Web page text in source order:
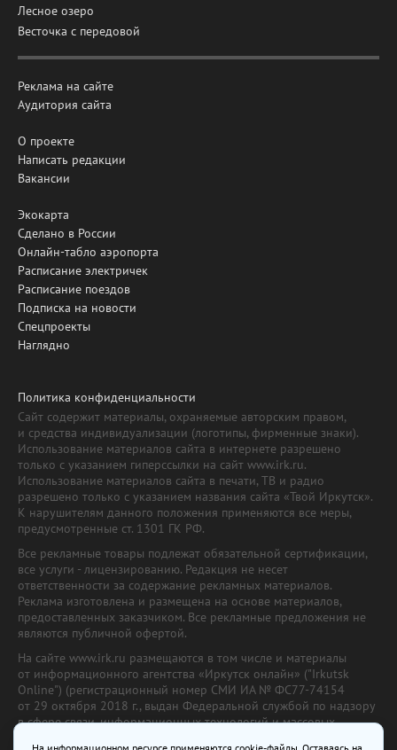
Лесное озеро
Весточка с передовой
Реклама на сайте
Аудитория сайта
О проекте
Написать редакции
Вакансии
Экокарта
Сделано в России
Онлайн-табло аэропорта
Расписание электричек
Расписание поездов
Подписка на новости
Спецпроекты
Наглядно
Политика конфиденциальности
Сайт содержит материалы, охраняемые авторским правом,
и средства индивидуализации (логотипы, фирменные знаки).
Использование материалов сайта в интернете разрешено
только с указанием гиперссылки на сайт www.irk.ru.
Использование материалов сайта в печати, ТВ и радио
разрешено только с указанием названия сайта «Твой Иркутск».
К нарушителям данного положения применяются все меры,
предусмотренные ст. 1301 ГК РФ.
Все рекламные товары подлежат обязательной сертификации,
все услуги - лицензированию. Редакция не несет
ответственности за содержание рекламных материалов.
Реклама изготовлена и размещена на основе материалов,
предоставленных заказчиком. Все рекламные предложения не
являются публичной офертой.
На сайте www.irk.ru размещаются в том числе и материалы
от информационного агентства «Иркутск онлайн» ("Irkutsk
Online") (регистрационный номер СМИ ИА № ФС77-74154
от 29 октября 2018 г., выдан Федеральной службой по надзору
в сфере связи, информационных технологий и массовых